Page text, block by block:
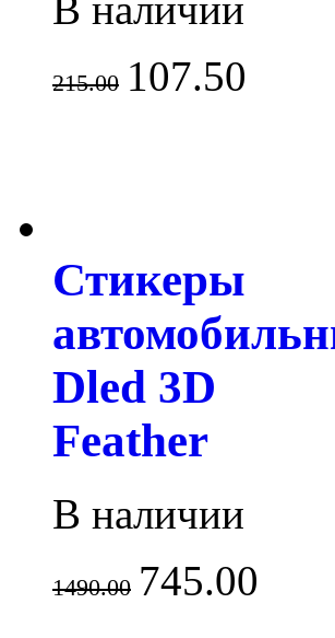
215.00 107.50
Стикеры
Dled 3D
Feather
В наличии
1490.00 745.00